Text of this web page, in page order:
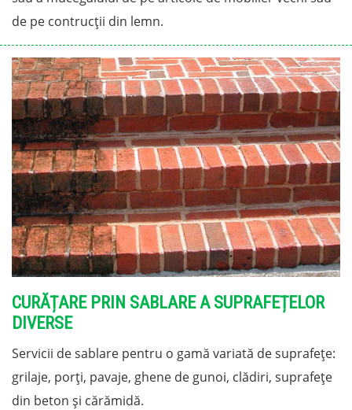
de pe contrucții din lemn.
CURĂȚARE PRIN SABLARE A SUPRAFEȚELOR
DIVERSE
Servicii de sablare pentru o gamă variată de suprafețe:
grilaje, porți, pavaje, ghene de gunoi, clădiri, suprafețe
din beton și cărămidă.